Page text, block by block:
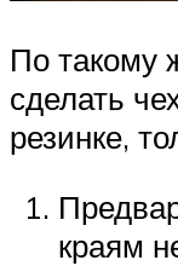
По такому
сделать
резинке,
краям